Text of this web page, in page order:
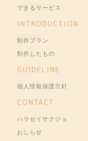
できるサービス
INTRODUCTION
制作プラン
制作したもの
GUIDELINE
個人情報保護方針
CONTACT
ハラセイサクジョ
おしらせ